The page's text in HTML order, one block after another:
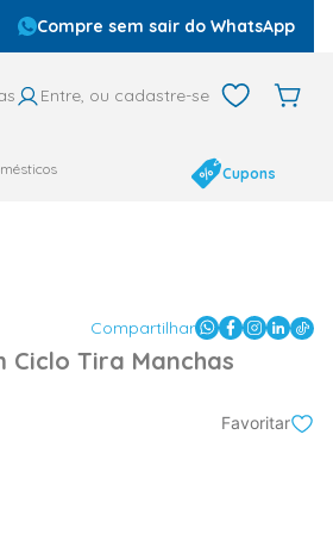
Compre sem sair do WhatsApp
Entre, ou cadastre-se
Cupons
Compartilhar
Ciclo Tira Manchas
Favoritar